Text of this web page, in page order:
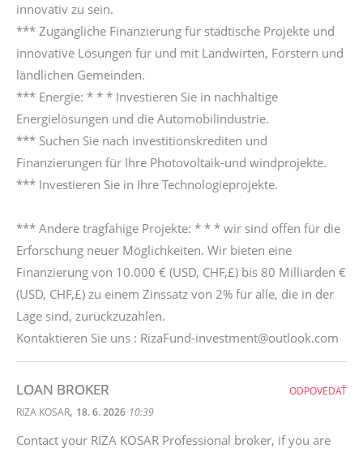
innovativ zu sein.
*** Zugängliche Finanzierung für städtische Projekte und
innovative Lösungen für und mit Landwirten, Förstern und
ländlichen Gemeinden.
*** Energie: * * * Investieren Sie in nachhaltige
Energielösungen und die Automobilindustrie.
*** Suchen Sie nach investitionskrediten und
Finanzierungen für Ihre Photovoltaik-und windprojekte.
*** Investieren Sie in Ihre Technologieprojekte.
*** Andere tragfähige Projekte: * * * wir sind offen für die
Erforschung neuer Möglichkeiten. Wir bieten eine
Finanzierung von 10.000 € (USD, CHF,£) bis 80 Milliarden €
(USD, CHF,£) zu einem Zinssatz von 2% für alle, die in der
Lage sind, zurückzuzahlen.
Kontaktieren Sie uns : RizaFund-investment@outlook.com
LOAN BROKER
RIZA KOSAR, 18. 6. 2026 10:39
Contact your RIZA KOSAR Professional broker, if you are
ODPOVEDAŤ